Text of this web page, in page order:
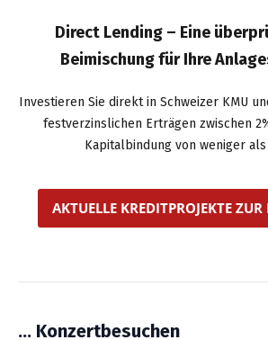
Direct Lending – Eine
Beimischung für Ihre
Investieren Sie direkt in Schweizer KMU
festverzinslichen Erträgen zwischen
Kapitalbindung von weniger als
AKTUELLE KREDITPROJEKTE
… Konzertbesuchen